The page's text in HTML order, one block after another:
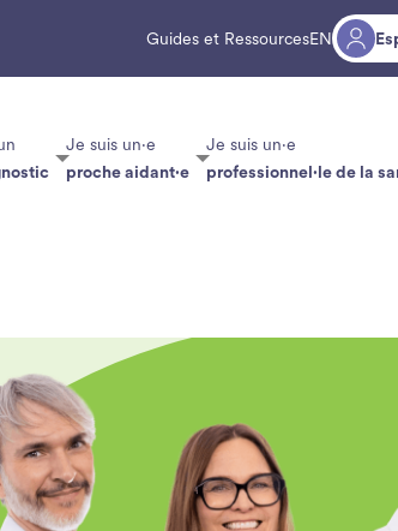
Guides et RessourcesEN
Je suis un·e
proche aidant·e
Je suis un·e
professionnel·le de la